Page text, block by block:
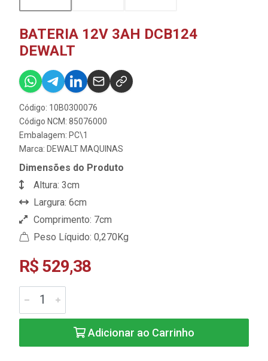
BATERIA 12V 3AH DCB124
DEWALT
Código: 10B0300076
Código NCM: 85076000
Embalagem: PC\1
Marca: DEWALT MAQUINAS
Dimensões do Produto
Altura: 3cm
Largura: 6cm
Comprimento: 7cm
Peso Líquido: 0,270Kg
R$ 529,38
Adicionar ao Carrinho